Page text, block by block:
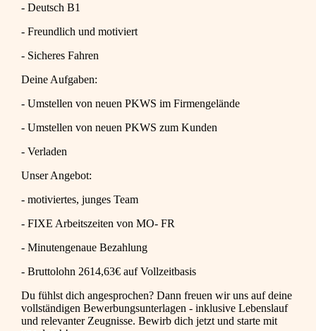
- Deutsch B1
- Freundlich und motiviert
- Sicheres Fahren
Deine Aufgaben:
- Umstellen von neuen PKWS im Firmengelände
- Umstellen von neuen PKWS zum Kunden
- Verladen
Unser Angebot:
- motiviertes, junges Team
- FIXE Arbeitszeiten von MO- FR
- Minutengenaue Bezahlung
- Bruttolohn 2614,63€ auf Vollzeitbasis
Du fühlst dich angesprochen? Dann freuen wir uns auf deine
vollständigen Bewerbungsunterlagen - inklusive Lebenslauf
und relevanter Zeugnisse. Bewirb dich jetzt und starte mit